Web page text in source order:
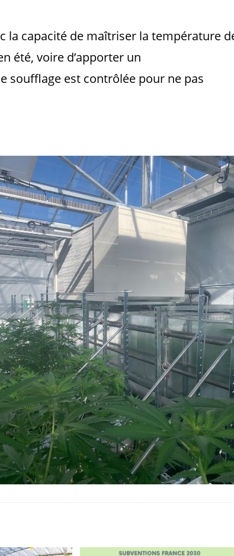
la capacité de maîtriser la température
été, voire d’apporter un
soufflage est contrôlée pour ne pas